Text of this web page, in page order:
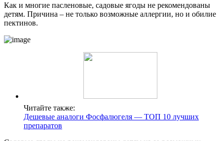
Как и многие пасленовые, садовые ягоды не рекомендованы
детям. Причина – не только возможные аллергии, но и обилие
пектинов.
Читайте также:
Дешевые аналоги Фосфалюгеля — ТОП 10 лучших
препаратов